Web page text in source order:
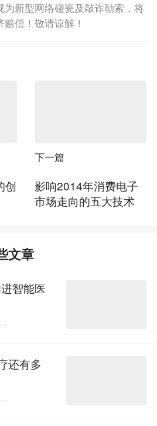
新型网络碰瓷及敲诈勒索，将
偿！敬请谅解！
创
下一篇
影响2014年消费电子
市场走向的五大技术
文章
智能医
还有多